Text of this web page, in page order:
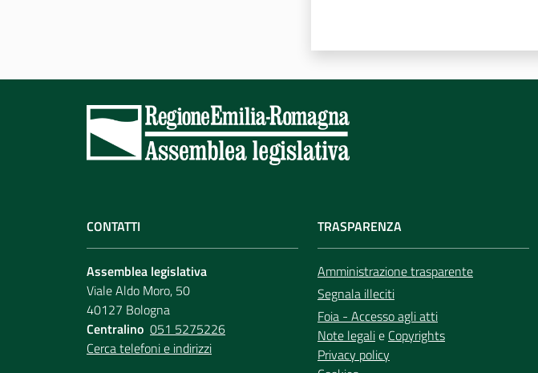
CONTATTI
Assemblea legislativa
Viale Aldo Moro, 50
40127 Bologna
Centralino 051 5275226
Cerca telefoni e indirizzi
TRASPARENZA
Amministrazione trasparente
Segnala illeciti
Foia - Accesso agli atti
Note legalie Copyrights
Privacy policy